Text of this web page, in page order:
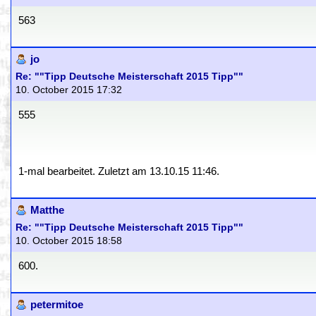
563
jo
Re: ""Tipp Deutsche Meisterschaft 2015 Tipp""
10. October 2015 17:32
555
1-mal bearbeitet. Zuletzt am 13.10.15 11:46.
Matthe
Re: ""Tipp Deutsche Meisterschaft 2015 Tipp""
10. October 2015 18:58
600.
petermitoe